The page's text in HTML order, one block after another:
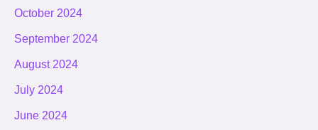
October 2024
September 2024
August 2024
July 2024
June 2024